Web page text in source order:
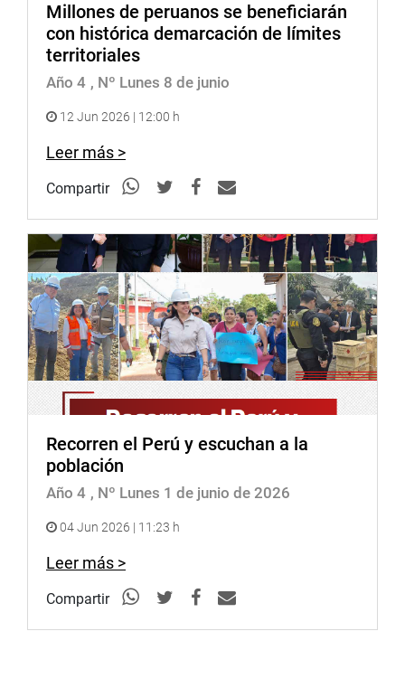
Millones de peruanos se beneficiarán
con histórica demarcación de límites
territoriales
Año 4 , Nº Lunes 8 de junio
12 Jun 2026 | 12:00 h
Leer más >
Compartir
Recorren el Perú y escuchan a la
población
Año 4 , Nº Lunes 1 de junio de 2026
04 Jun 2026 | 11:23 h
Leer más >
Compartir